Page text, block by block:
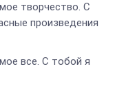
творчество. С
произведения
все. С тобой я